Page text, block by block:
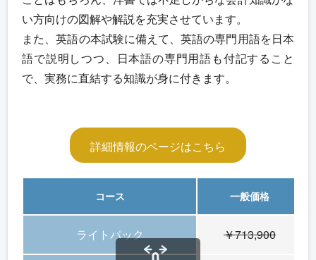
い方向けの図解や解説を充実させています。
また、英語の本試験に備えて、英語の専門用語を日本
語で説明しつつ、日本語の専門用語も付記すること
で、実務に直結する知識が身に付きます。
詳細情報のページはこちら
コース 一般価格
ライトパック ￥713,900